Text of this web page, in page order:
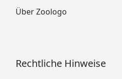
Über Zoologo
Rechtliche Hinweise